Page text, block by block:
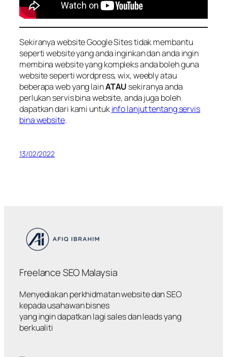
Sekiranya website Google Sites tidak membantu
seperti website yang anda inginkan dan anda ingin
membina website yang kompleks anda boleh guna
website seperti wordpress, wix, weebly atau
beberapa web yang lainATAU sekiranya anda
perlukan servis bina website, anda juga boleh
dapatkan dari kami untukinfo lanjut tentang servis
bina website.
13/02/2022
Freelance SEO Malaysia
Menyediakan perkhidmatan website dan SEO
kepada usahawan bisnes
yang ingin dapatkan lagi sales dan leads yang
berkualiti